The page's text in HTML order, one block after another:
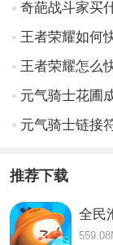
奇葩战斗家买
王者荣耀如何
元气骑士链接
推荐下载
全民